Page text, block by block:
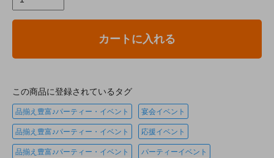
カートに入れる
この商品に登録されているタグ
品揃え豊富♪パーティー・イベント 宴会イベント
品揃え豊富♪パーティー・イベント 応援イベント
品揃え豊富♪パーティー・イベント パーティーイベント